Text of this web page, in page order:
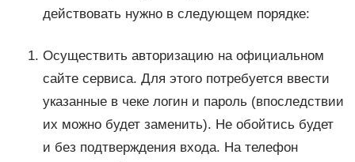
действовать нужно в следующем порядке:
Осуществить авторизацию на официальном
сайте сервиса. Для этого потребуется ввести
указанные в чеке логин и пароль (впоследствии
их можно будет заменить). Не обойтись будет
и без подтверждения входа. На телефон